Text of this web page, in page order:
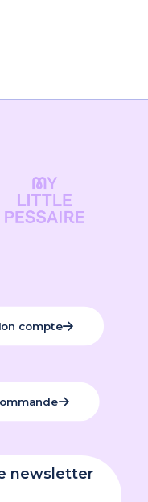
compte
newsletter